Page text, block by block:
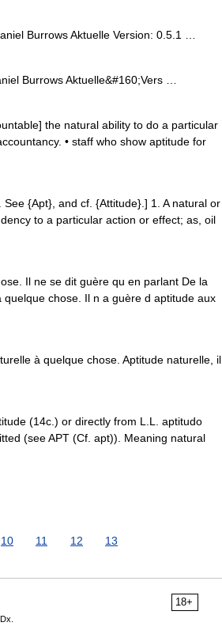
Burrows Aktuelle Version: 0.5.1 …
Burrows Aktuelle&#160;Vers …
the natural ability to do a particular
• staff who show aptitude for
{Apt}, and cf. {Attitude}.] 1. A natural or
to a particular action or effect; as, oil
Il ne se dit guère qu en parlant De la
chose. Il n a guère d aptitude aux
à quelque chose. Aptitude naturelle, il
(14c.) or directly from L.L. aptitudo
(see APT (Cf. apt)). Meaning natural
10 11 12 13
18+